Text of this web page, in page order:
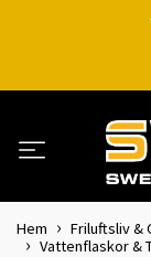
Hem
Friluftsliv &
Vattenflaskor &